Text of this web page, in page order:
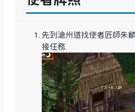
先到滄州道找使者匠師朱
接任務.